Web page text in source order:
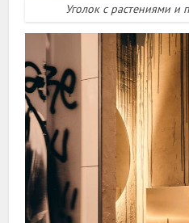
Уголок с растениями и